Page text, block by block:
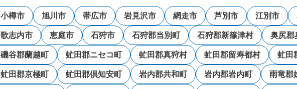
小樽市 旭川市 帯広市 岩見沢市 網走市 芦別市 江別市
歌志内市 恵庭市 石狩市 石狩郡当別町 石狩郡新篠津村 奥尻郡
磯谷郡蘭越町 虻田郡ニセコ町 虻田郡真狩村 虻田郡留寿都村 虻田
虻田郡京極町 虻田郡倶知安町 岩内郡共和町 岩内郡岩内町 雨竜郡